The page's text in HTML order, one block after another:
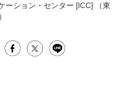
ーション・センター [ICC] （東